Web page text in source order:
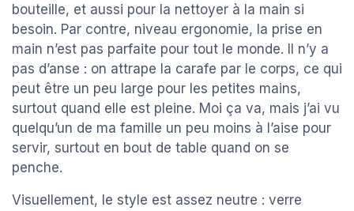
bouteille, et aussi pour la nettoyer à la main si
besoin. Par contre, niveau ergonomie, la prise en
main n’est pas parfaite pour tout le monde. Il n’y a
pas d’anse : on attrape la carafe par le corps, ce qui
peut être un peu large pour les petites mains,
surtout quand elle est pleine. Moi ça va, mais j’ai vu
quelqu’un de ma famille un peu moins à l’aise pour
servir, surtout en bout de table quand on se
penche.
Visuellement, le style est assez neutre : verre